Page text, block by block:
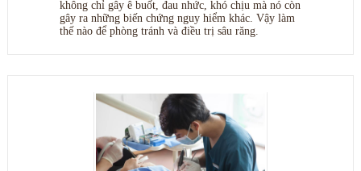
không chỉ gây ê buốt, đau nhức, khó chịu mà nó còn
gây ra những biến chứng nguy hiểm khác. Vậy làm
thế nào để phòng tránh và điều trị sâu răng.